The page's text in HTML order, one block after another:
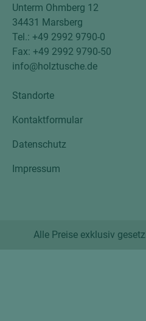
Unterm Ohmberg 12
34431 Marsberg
Tel.: +49 2992 9790-0
Fax: +49 2992 9790-50
info@holztusche.de
Standorte
Kontaktformular
Datenschutz
Impressum
Alle Preise exklusiv